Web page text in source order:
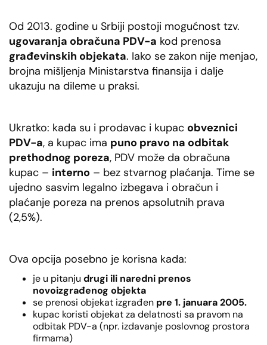
Platni promet i
elektronsko
bankarstvo
Izrada izveštaja o
transfernim cenama
Forenzičko
računovodstvo
Od 2013. godine u Srbiji postoji mogućnost tzv.
ugovaranja obračuna PDV-a kod prenosa
građevinskih objekata. Iako se zakon nije menjao,
brojna mišljenja Ministarstva finansija i dalje
ukazuju na dileme u praksi.
Ukratko: kada su i prodavac i kupac obveznici
PDV-a, a kupac ima puno pravo na odbitak
prethodnog poreza, PDV može da obračuna
kupac – interno – bez stvarnog plaćanja. Time se
ujedno sasvim legalno izbegava i obračun i
plaćanje poreza na prenos apsolutnih prava
(2,5%).
Ova opcija posebno je korisna kada:
je u pitanju drugi ili naredni prenos
novoizgrađenog objekta
se prenosi objekat izgrađen pre 1. januara 2005.
kupac koristi objekat za delatnosti sa pravom na
odbitak PDV-a (npr. izdavanje poslovnog prostora
firmama)